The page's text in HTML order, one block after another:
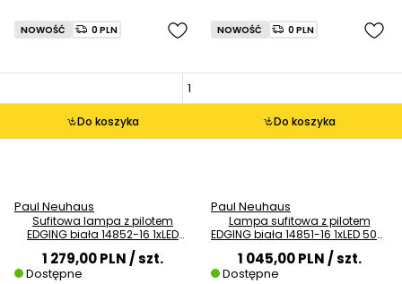
Do koszyka
NOWOŚĆ 0 PLN
Paul Neuhaus
Sufitowa lampa z pilotem
EDGING biała 14852-16 1xLED
60W 2700-5000K regulowana
barwa
1 279,00 PLN/ szt.
Dostępne
Do koszyka
NOWOŚĆ 0 PLN
Paul Neuhaus
Lampa sufitowa z pilotem
EDGING biała 14851-16 1xLED 50W
2700-5000K zmienna barwa
1 045,00 PLN/ szt.
Dostępne